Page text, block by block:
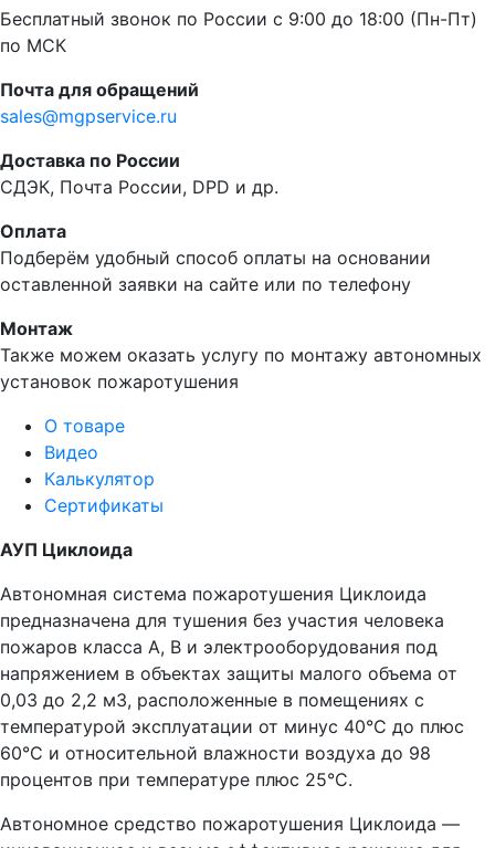
Бесплатный звонок по России c 9:00 до 18:00 (Пн-Пт)
по МСК
Почта для обращений
sales@mgpservice.ru
Доставка по России
СДЭК, Почта России, DPD и др.
Оплата
Подберём удобный способ оплаты на основании
оставленной заявки на сайте или по телефону
Монтаж
Также можем оказать услугу по монтажу автономных
установок пожаротушения
О товаре
Видео
Калькулятор
Сертификаты
АУП Циклоида
Автономная система пожаротушения Циклоида
предназначена для тушения без участия человека
пожаров класса А, В и электрооборудования под
напряжением в объектах защиты малого объема от
0,03 до 2,2 м3, расположенные в помещениях с
температурой эксплуатации от минус 40°С до плюс
60°С и относительной влажности воздуха до 98
процентов при температуре плюс 25°С.
Автономное средство пожаротушения Циклоида —